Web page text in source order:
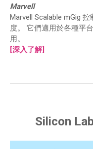
Marvell
Marvell Scalable mGig
度。 它們適用於各種平
用。
[深入了解]
Silicon